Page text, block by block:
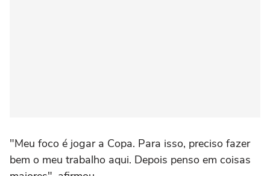
"Meu foco é jogar a Copa. Para isso, preciso fazer
bem o meu trabalho aqui. Depois penso em coisas